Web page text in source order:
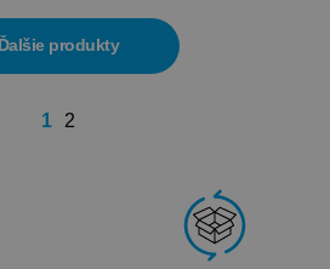
Ďalšie produkty
1 2